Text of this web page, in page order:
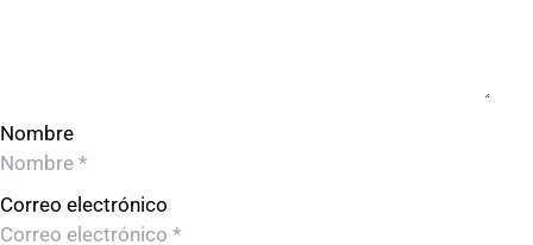
Nombre
Correo electrónico